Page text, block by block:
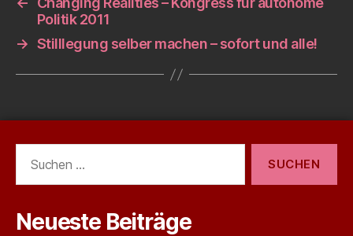
Politik 2011
→ Stilllegung selber machen – sofort und alle!
nach:
Neueste Beiträge